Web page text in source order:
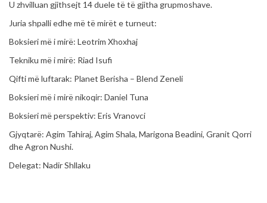
U zhvilluan gjithsejt 14 duele të të gjitha grupmoshave.
Juria shpalli edhe më të mirët e turneut:
Boksieri më i mirë: Leotrim Xhoxhaj
Tekniku më i mirë: Riad Isufi
Qifti më luftarak: Planet Berisha – Blend Zeneli
Boksieri më i mirë nikoqir: Daniel Tuna
Boksieri më perspektiv: Eris Vranovci
Gjyqtarë: Agim Tahiraj, Agim Shala, Marigona Beadini, Granit Qorri
dhe Agron Nushi.
Delegat: Nadir Shllaku